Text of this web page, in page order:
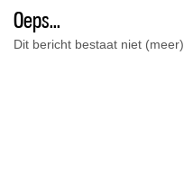
Oeps...
Dit bericht bestaat niet (meer).